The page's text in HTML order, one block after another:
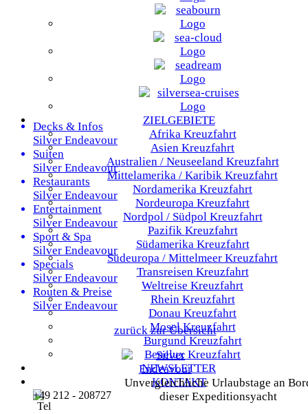
ZIELGEBIETE
Afrika Kreuzfahrt
Asien Kreuzfahrt
Australien / Neuseeland Kreuzfahrt
Mittelamerika / Karibik Kreuzfahrt
Nordamerika Kreuzfahrt
Nordeuropa Kreuzfahrt
Nordpol / Südpol Kreuzfahrt
Pazifik Kreuzfahrt
Südamerika Kreuzfahrt
Südeuropa / Mittelmeer Kreuzfahrt
Transreisen Kreuzfahrt
Weltreise Kreuzfahrt
Rhein Kreuzfahrt
Donau Kreuzfahrt
MoselKreuzfahrt
Burgund Kreuzfahrt
Benelux Kreuzfahrt
NEWSLETTER
KONTAKT
+49 212 - 208727
Decks & Infos
Silver Endeavour
Suiten
Silver Endeavour
Restaurants
Silver Endeavour
Entertainment
Silver Endeavour
Sport & Spa
Silver Endeavour
Specials
Silver Endeavour
Routen & Preise
Silver Endeavour
zurück zur Übersicht
Unvergleichliche Urlaubstage an
dieser Expeditionsyacht